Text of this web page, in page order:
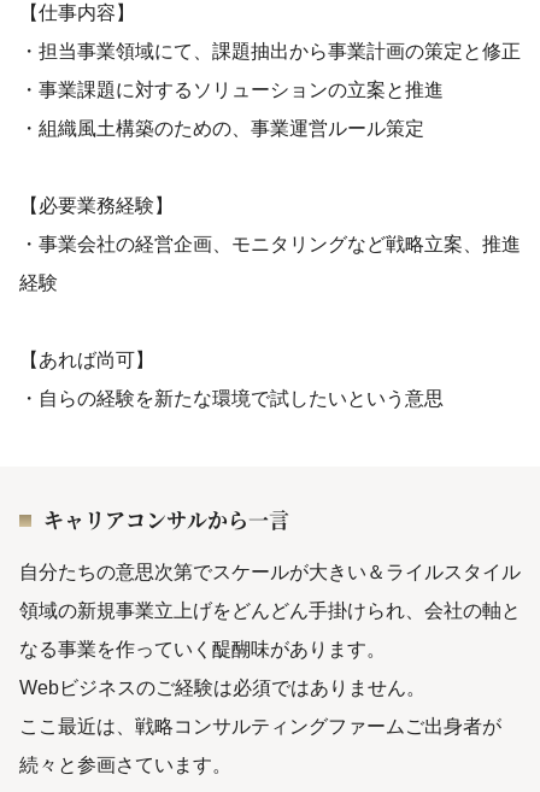
【仕事内容】
・担当事業領域にて、課題抽出から事業計画の策定と修正
・事業課題に対するソリューションの立案と推進
・組織風土構築のための、事業運営ルール策定
【必要業務経験】
・事業会社の経営企画、モニタリングなど戦略立案、推進
経験
【あれば尚可】
・自らの経験を新たな環境で試したいという意思
キャリアコンサルから一言
自分たちの意思次第でスケールが大きい＆ライルスタイル
領域の新規事業立上げをどんどん手掛けられ、会社の軸と
なる事業を作っていく醍醐味があります。
Webビジネスのご経験は必須ではありません。
ここ最近は、戦略コンサルティングファームご出身者が
続々と参画さています。